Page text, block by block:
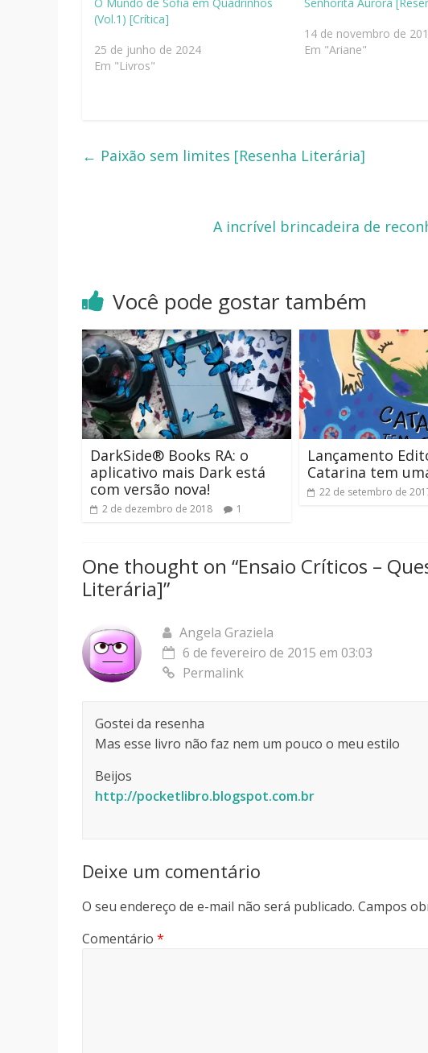
(Vol.1) [Crítica]
25 de junho de 2024
Em "Livros"
14 de novembro de
Em "Ariane"
← Paixão sem limites [Resenha Literária]
A incrível brincadeira de
Você pode gostar também
DarkSide® Books RA: o
aplicativo mais Dark está
com versão nova!
2 de dezembro de 2018 1
Lançamento
Catarina tem
22 de setembro de
One thought on “Ensaio Críticos –
Literária]”
Angela Graziela
6 de fevereiro de 2015 em 03:03
Permalink
Gostei da resenha
Mas esse livro não faz nem um pouco o meu estilo
Beijos
http://pocketlibro.blogspot.com.br
Deixe um comentário
O seu endereço de e-mail não será publicado. Campos
Comentário *